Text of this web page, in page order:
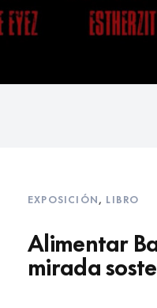
EXPOSICIÓN, LIBRO
Alimentar
mirada